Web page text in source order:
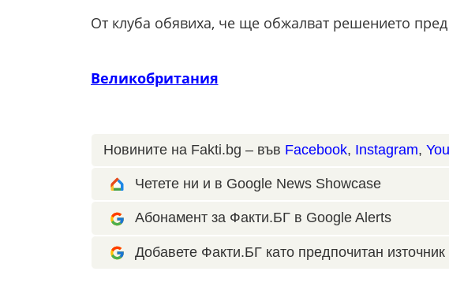
От клуба обявиха, че ще обжалват решението
Великобритания
Новините на Fakti.bg – във Facebook, Instagram,
Четете ни и в Google News Showcase
Абонамент за Факти.БГ в Google Alerts
Добавете Факти.БГ като предпочитан